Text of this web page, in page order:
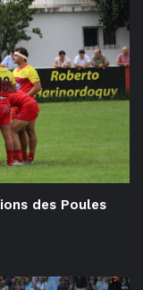
des Poules